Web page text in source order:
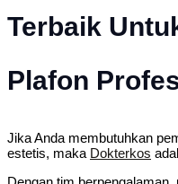
Terbaik
Plafon
Jika Anda membutuhkan
estetis, maka Dokterkos